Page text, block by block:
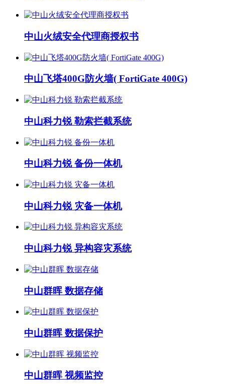
中山火绒安全代理商授权书
中山飞塔400G防火墙( FortiGate 400G)
中山科力锐 勒索拦截系统
中山科力锐 备份一体机
中山科力锐 灾备一体机
中山科力锐 异构容灾系统
中山群晖 数据存储
中山群晖 数据保护
中山群晖 视频监控